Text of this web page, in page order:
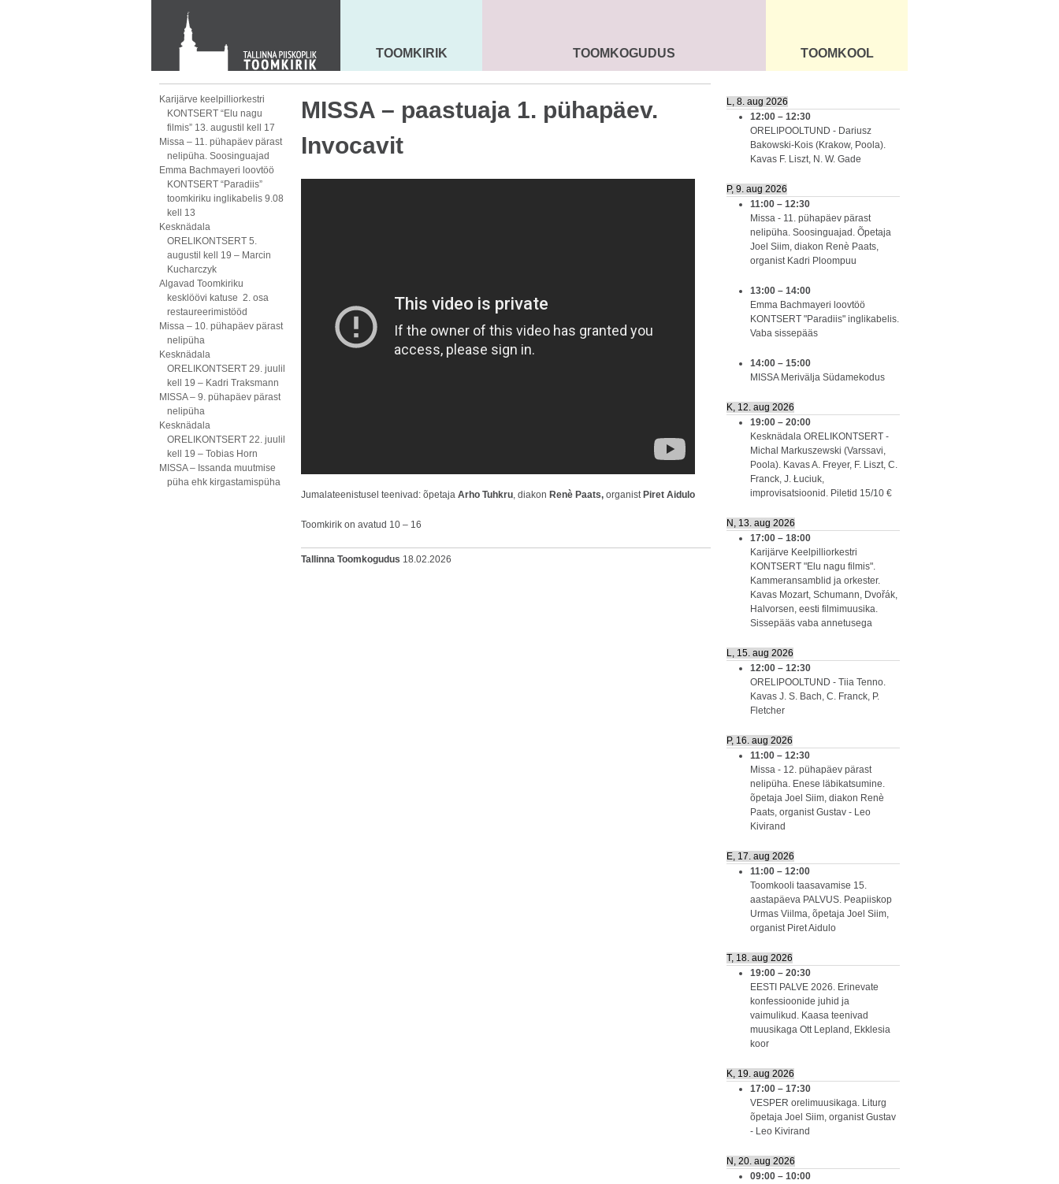
KONTAKT
Toom-Kooli 6, 10130 TALLINN
tallinna.toom@eelk.ee
MAARJA KIRIK
TOOMKIRIK SEENIORID KOGUDUS
TOOMKOGUDUS ÜLDINFO
TOOMKOOL
Karijärve keelpilliorkestri
KONTSERT “Elu nagu
filmis” 13. augustil kell 17
Missa – 11. pühapäev pärast
nelipüha. Soosinguajad
Emma Bachmayeri loovtöö
KONTSERT “Paradiis”
toomkiriku inglikabelis 9.08
kell 13
Kesknädala
ORELIKONTSERT 5.
augustil kell 19 – Marcin
Kucharczyk
Algavad Toomkiriku
kesklöövi katuse 2. osa
restaureerimistööd
Missa – 10. pühapäev pärast
nelipüha
Kesknädala
ORELIKONTSERT 29. juulil
kell 19 – Kadri Traksmann
MISSA – 9. pühapäev pärast
nelipüha
Kesknädala
ORELIKONTSERT 22. juulil
kell 19 – Tobias Horn
MISSA – Issanda muutmise
püha ehk kirgastamispüha
MISSA – paastuaja 1. pühapäev.
Invocavit
Jumalateenistusel teenivad: õpetaja Arho Tuhkru, diakon Renè Paats, organist Piret Aidulo
Toomkirik on avatud 10 – 16
Tallinna Toomkogudus 18.02.2026
L, 8. aug 2026
12:00 – 12:30
ORELIPOOLTUND - Dariusz
Bakowski-Kois (Krakow, Poola).
Kavas F. Liszt, N. W. Gade
P, 9. aug 2026
11:00 – 12:30
Missa - 11. pühapäev pärast
nelipüha. Soosinguajad. Õpetaja
Joel Siim, diakon Renè Paats,
organist Kadri Ploompuu
13:00 – 14:00
Emma Bachmayeri loovtöö
KONTSERT "Paradiis" inglikabelis.
Vaba sissepääs
14:00 – 15:00
MISSA Merivälja Südamekodus
K, 12. aug 2026
19:00 – 20:00
Kesknädala ORELIKONTSERT -
Michal Markuszewski (Varssavi,
Poola). Kavas A. Freyer, F. Liszt, C.
Franck, J. Łuciuk,
improvisatsioonid. Piletid 15/10 €
N, 13. aug 2026
17:00 – 18:00
Karijärve Keelpilliorkestri
KONTSERT "Elu nagu filmis".
Kammeransamblid ja orkester.
Kavas Mozart, Schumann, Dvořák,
Halvorsen, eesti filmimuusika.
Sissepääs vaba annetusega
L, 15. aug 2026
12:00 – 12:30
ORELIPOOLTUND - Tiia Tenno.
Kavas J. S. Bach, C. Franck, P.
Fletcher
P, 16. aug 2026
11:00 – 12:30
Missa - 12. pühapäev pärast
nelipüha. Enese läbikatsumine.
õpetaja Joel Siim, diakon Renè
Paats, organist Gustav - Leo
Kivirand
E, 17. aug 2026
11:00 – 12:00
Toomkooli taasavamise 15.
aastapäeva PALVUS. Peapiiskop
Urmas Viilma, õpetaja Joel Siim,
organist Piret Aidulo
T, 18. aug 2026
19:00 – 20:30
EESTI PALVE 2026. Erinevate
konfessioonide juhid ja
vaimulikud. Kaasa teenivad
muusikaga Ott Lepland, Ekklesia
koor
K, 19. aug 2026
17:00 – 17:30
VESPER orelimuusikaga. Liturg
õpetaja Joel Siim, organist Gustav
- Leo Kivirand
N, 20. aug 2026
09:00 – 10:00